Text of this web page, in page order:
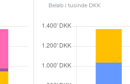
Beløb i tusinde DKK